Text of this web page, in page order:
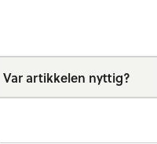
Var artikkelen nyttig?